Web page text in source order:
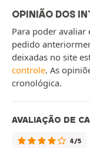
OPINIÃO DOS
Para poder
pedido
deixadas no site
controle. As
cronológica.
AVALIAÇÃO DE
4/5